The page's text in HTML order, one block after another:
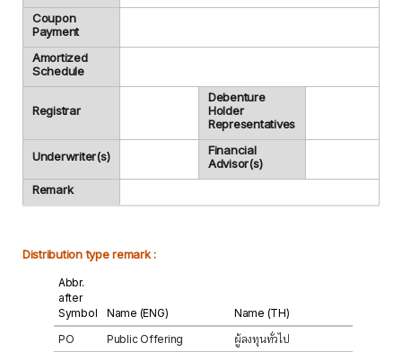
Coupon
Payment
Amortized
Schedule
Registrar
Debenture
Holder
Representatives
Underwriter(s)
Financial
Advisor(s)
Remark
Distribution type remark :
Abbr.
after
Symbol
Name (ENG)
Name (TH)
PO
Public Offering
ผู้ลงทุนทั่วไป